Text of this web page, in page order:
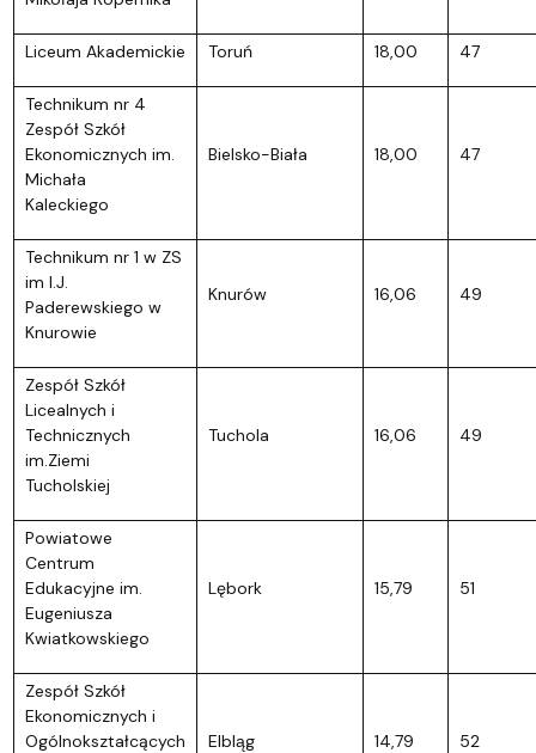
Liceum Akademickie Toruń 18,00 47
Technikum nr 4
Zespół Szkół
Ekonomicznych im.
Michała
Kaleckiego
Bielsko-Biała 18,00 47
Technikum nr 1 w ZS
im I.J.
Paderewskiego w
Knurowie
Knurów 16,06 49
Zespół Szkół
Licealnych i
Technicznych
im.Ziemi
Tucholskiej
Tuchola 16,06 49
Powiatowe
Centrum
Edukacyjne im.
Eugeniusza
Kwiatkowskiego
Lębork 15,79 51
Zespół Szkół
Ekonomicznych i
Ogólnokształcących
Elbląg 14,79 52